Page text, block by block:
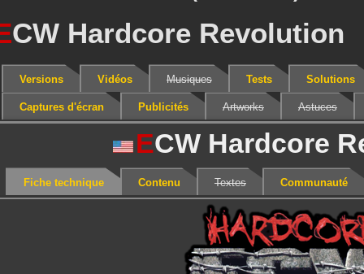
CW Hardcore Revolution
Versions Vidéos Musiques Tests Solutions
Captures d'écran Publicités Artworks Astuces
ECW Hardcore
Fiche technique Contenu Textes Communauté